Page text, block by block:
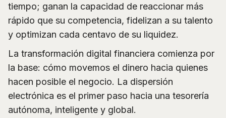
tiempo; ganan la capacidad de reaccionar más
rápido que su competencia, fidelizan a su talento
y optimizan cada centavo de su liquidez.
La transformación digital financiera comienza por
la base: cómo movemos el dinero hacia quienes
hacen posible el negocio. La dispersión
electrónica es el primer paso hacia una tesorería
autónoma, inteligente y global.